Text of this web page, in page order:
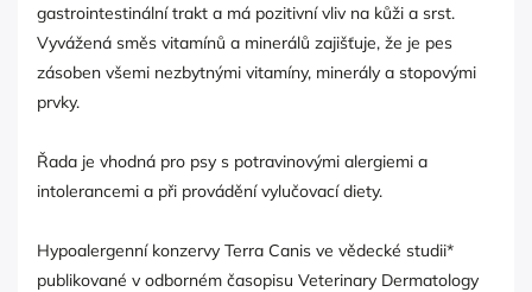
gastrointestinální trakt a má pozitivní vliv na kůži a srst.
Vyvážená směs vitamínů a minerálů zajišťuje, že je pes
zásoben všemi nezbytnými vitamíny, minerály a stopovými
prvky.
Řada je vhodná pro psy s potravinovými alergiemi a
intolerancemi a při provádění vylučovací diety.
Hypoalergenní konzervy Terra Canis ve vědecké studii*
publikované v odborném časopisu Veterinary Dermatology